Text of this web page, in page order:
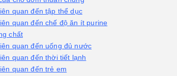
quan đến tập thể dục
quan đến chế độ ăn ít purine
chất
quan đến uống đủ nước
quan đến thời tiết lạnh
quan đến trẻ em